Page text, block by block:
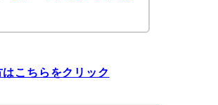
こちらをクリック